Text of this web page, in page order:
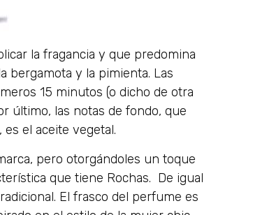
la fragancia y que predomina
bergamota y la pimienta. Las
15 minutos (o dicho de otra
último, las notas de fondo, que
el aceite vegetal.
pero otorgándoles un toque
que tiene Rochas. De igual
El frasco del perfume es